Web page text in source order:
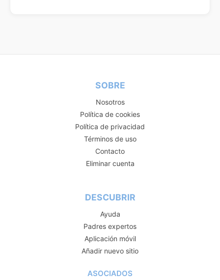
SOBRE
Nosotros
Política de cookies
Política de privacidad
Términos de uso
Contacto
Eliminar cuenta
DESCUBRIR
Ayuda
Padres expertos
Aplicación móvil
Añadir nuevo sitio
ASOCIADOS